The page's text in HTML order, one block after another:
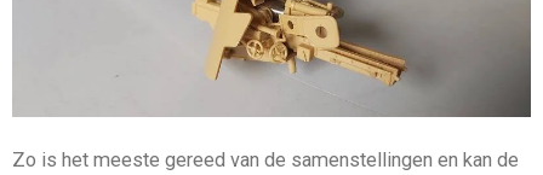
Zo is het meeste gereed van de samenstellingen en kan de